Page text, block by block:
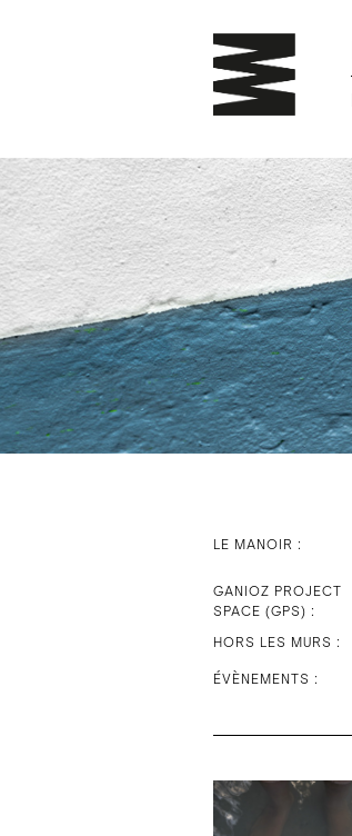
LE MANOIR :
GANIOZ PROJECT
SPACE (GPS) :
HORS LES MURS :
ÉVÈNEMENTS :